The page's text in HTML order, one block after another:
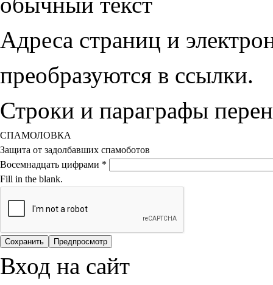
Адреса страниц и
преобразуются в ссылки.
Строки и параграфы
СПАМОЛОВКА
Защита от задолбавших спамоботов
Восемнадцать цифрами *
Fill in the blank.
Вход на сайт